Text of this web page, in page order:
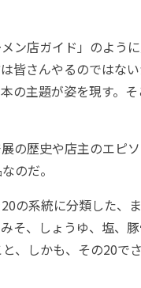
ン店ガイド」のよう
皆さんやるのではな
の主題が姿を現す。
の歴史や店主のエピ
のだ。
の系統に分類した、
そ、しょうゆ、塩、
、しかも、その20で